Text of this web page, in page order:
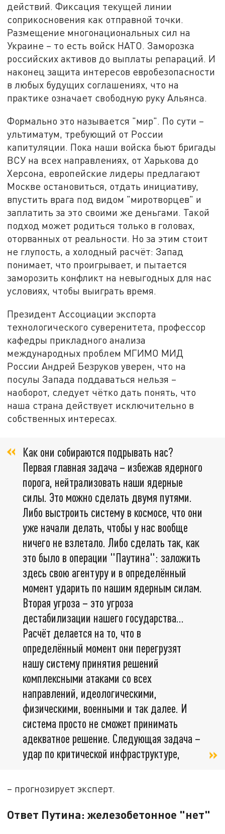
действий. Фиксация текущей линии
соприкосновения как отправной точки.
Размещение многонациональных сил на
Украине – то есть войск НАТО. Заморозка
российских активов до выплаты репараций. И
наконец защита интересов евробезопасности
в любых будущих соглашениях, что на
практике означает свободную руку Альянса.
Формально это называется "мир". По сути –
ультиматум, требующий от России
капитуляции. Пока наши войска бьют бригады
ВСУ на всех направлениях, от Харькова до
Херсона, европейские лидеры предлагают
Москве остановиться, отдать инициативу,
впустить врага под видом "миротворцев" и
заплатить за это своими же деньгами. Такой
подход может родиться только в головах,
оторванных от реальности. Но за этим стоит
не глупость, а холодный расчёт: Запад
понимает, что проигрывает, и пытается
заморозить конфликт на невыгодных для нас
условиях, чтобы выиграть время.
Президент Ассоциации экспорта
технологического суверенитета, профессор
кафедры прикладного анализа
международных проблем МГИМО МИД
России Андрей Безруков уверен, что на
посулы Запада поддаваться нельзя –
наоборот, следует чётко дать понять, что
наша страна действует исключительно в
собственных интересах.
Как они собираются подрывать нас?
Первая главная задача – избежав ядерного
порога, нейтрализовать наши ядерные
силы. Это можно сделать двумя путями.
Либо выстроить систему в космосе, что они
уже начали делать, чтобы у нас вообще
ничего не взлетало. Либо сделать так, как
это было в операции "Паутина": заложить
здесь свою агентуру и в определённый
момент ударить по нашим ядерным силам.
Вторая угроза – это угроза
дестабилизации нашего государства...
Расчёт делается на то, что в
определённый момент они перегрузят
нашу систему принятия решений
комплексными атаками со всех
направлений, идеологическими,
физическими, военными и так далее. И
система просто не сможет принимать
адекватное решение. Следующая задача –
удар по критической инфраструктуре,
– прогнозирует эксперт.
Ответ Путина: железобетонное "нет"